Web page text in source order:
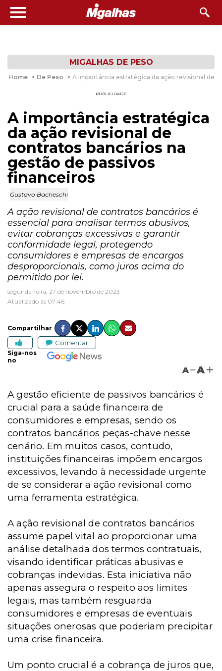
MIGALHAS DE PESO
Home > De Peso > A importância estratégica da ação revisional de
PUBLICIDADE
A importância estratégica
da ação revisional de
contratos bancários na
gestão de passivos
financeiros
Gustavo Bacheschi
A ação revisional de contratos bancários é
essencial para analisar termos abusivos,
evitar cobranças excessivas e garantir
conformidade legal, protegendo
consumidores e empresas de encargos
desproporcionais, como juros acima do
permitido por lei.
segunda-feira, 27 de novembro de 2023
Atualizado às 07:46
Compartilhar
Comentar
Siga-nos
no
A A
A gestão eficiente de passivos bancários é
crucial para a saúde financeira de
consumidores e empresas, sendo os
contratos bancários peças-chave nesse
cenário. Em muitos casos, contudo,
instituições financeiras impõem encargos
excessivos, levando à necessidade urgente
de se considerar a ação revisional como
uma ferramenta estratégica.
A ação revisional de contratos bancários
assume papel vital ao proporcionar uma
análise detalhada dos termos contratuais,
visando identificar práticas abusivas e
cobranças indevidas. Esta iniciativa não
apenas assegura o respeito aos limites
legais, mas também resguarda
consumidores e empresas de eventuais
situações onerosas que poderiam precipitar
uma crise financeira.
Um ponto crucial é a cobrança de juros que,